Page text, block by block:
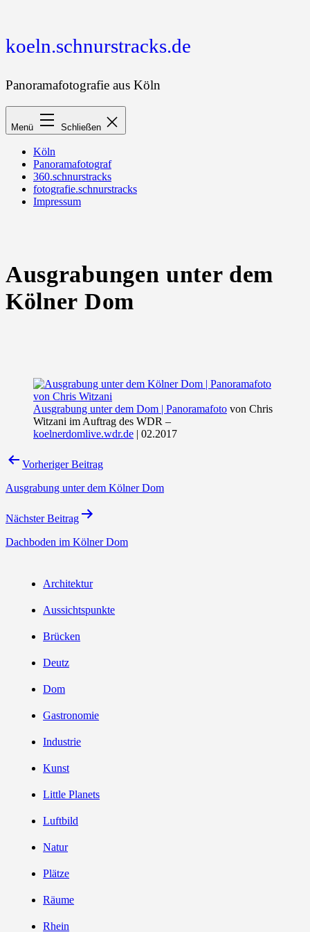
koeln.schnurstracks.de
Panoramafotografie aus Köln
Menü Schließen
Köln
Panoramafotograf
360.schnurstracks
fotografie.schnurstracks
Impressum
Ausgrabungen unter dem
Kölner Dom
Ausgrabung unter dem Dom | Panoramafoto von Chris
Witzani im Auftrag des WDR –
koelnerdomlive.wdr.de | 02.2017
Beitragsnavigation
Vorheriger Beitrag
Ausgrabung unter dem Kölner Dom
Nächster Beitrag
Dachboden im Kölner Dom
Architektur
Aussichtspunkte
Brücken
Deutz
Dom
Gastronomie
Industrie
Kunst
Little Planets
Luftbild
Natur
Plätze
Räume
Rhein